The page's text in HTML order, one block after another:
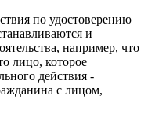
по удостоверению
и
например, что
лицо, которое
действия -
с лицом,